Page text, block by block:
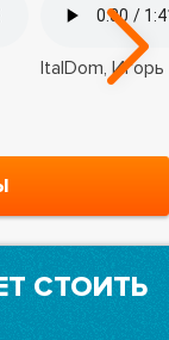
ItalDom, Игорь
СТОИТЬ